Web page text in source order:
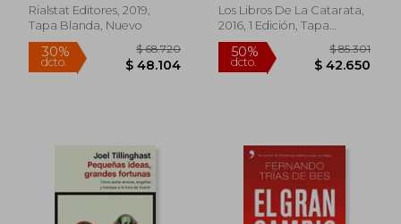
Rialstat Editores, 2019,
Tapa Blanda, Nuevo
Felicidad
Los Libros De La Catarata,
2016, 1 Edición, Tapa
Blanda, Nuevo